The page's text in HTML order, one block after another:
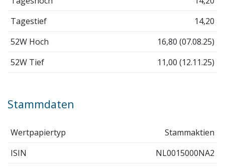
Tagestief
14,20
52W Hoch
16,80 (07.08.25)
52W Tief
11,00 (12.11.25)
Stammdaten
Wertpapiertyp
Stammaktien
ISIN
NL0015000NA2